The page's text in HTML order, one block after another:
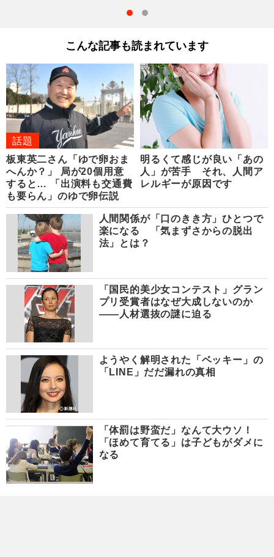
こんな記事も読まれています
話題
板東英二さん「ゆで卵おま
へんか？」 局が20個用意
すると… 「出演料も交通費
も要らん」のゆで卵伝説
明るくて感じが良い「あの
人」が苦手 それ、人間ア
レルギーが原因です
人間関係が「口のきき方」ひとつで
楽になる 「気まずさからの脱出
法」とは？
「国民的美少女コンテスト」グラン
プリ受賞者はなぜ大成しないのか
――人材選抜の謎に迫る
ようやく解明された「ベッキー」の
「LINE」だだ漏れの真相
「体罰は野蛮だ」なんて大ウソ！
「ほめて育てる」は子どもがダメに
なる